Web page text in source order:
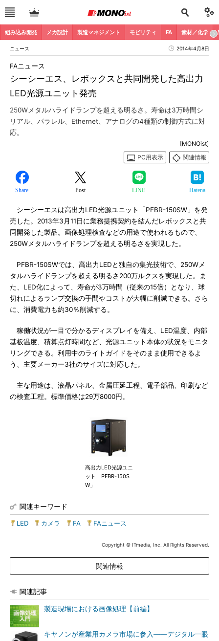
組み込み開発 メカ設計 製造マネジメント モビリティ FA 素材／化学
ニュース 2014年4月8日
シーシーエス、レボックスと共同開発した高出力
LED光源ユニット発売
FAニュース
250Wメタルハライドランプを超える明るさ。寿命は3万時間シ
リアル、パラレル、Ethernet、アナログの4種類の制御方式に対
応。
[MONOist]
PC用表示
関連情報
Share Post LINE Hatena
シーシーエスは高出力LED光源ユニット「PFBR-150SW」を発
売した。2013年3月11日に業務提携契約を結んだレボックスと共
同開発した製品。画像処理検査などの用途で使われるもので、
250Wメタルハライドランプを超える明るさを実現した。
PFBR-150SWでは、高出力LEDと独自の集光技術で、250Wメ
タルハライドランプを超える明るさ200万ルクスを実現した。ま
た、LED化によって、寿命が3万時間（従来の15倍）となり、球
切れによるランプ交換の手間やコストが大幅に削減できる。さら
に、消費電力も約30％削減する。
稼働状況が一目で分かるディスプレイを備え、LED温度、内部
基板温度、積算点灯時間など、光源ユニット本体の状況をモニタ
リングできる。利用中のライトガイドをそのまま使用できるよ
う、主要メーカー3社のサイズに対応した。
主な用途は、液晶パネル、金属圧延工程、電子部品、印刷など
の検査工程。標準価格は29万8000円。
高出力LED光源ユニ
ット「PFBR-150S
W」
関連キーワード
LED カメラ FA FAニュース
Copyright © ITmedia, Inc. All Rights Reserved.
関連情報
関連記事
製造現場における画像処理【前編】
キヤノンが産業用カメラ市場に参入――デジタル一眼